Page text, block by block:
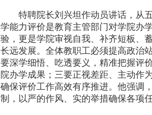
特聘院长刘兴坦作动员讲话，从五
学能力评价是教育主管部门对学院办
验，更是学院审视自我、补齐短板、
长远发展。全体教职工必须提高政治
要深学细悟、吃透要义，精准把握评
院办学成果；三要正视差距、主动作
确保评价工作高效有序推进。他强调
制，以严的作风、实的举措确保各项